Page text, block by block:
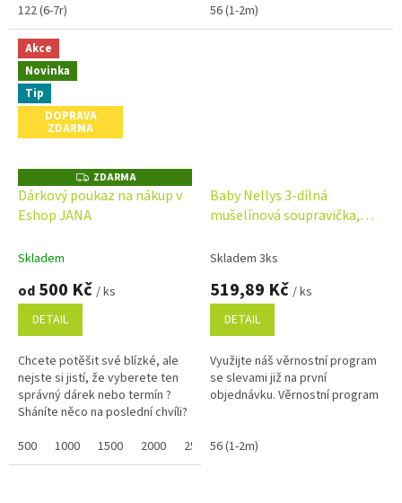
122 (6-7r)
56 (1-2m)
Akce
Novinka
Tip
DOPRAVA
ZDARMA
Z
D
A
R
ZDARMA
Dárkový poukaz na nákup v
Eshop JANA
Skladem
od 500 Kč / ks
DETAIL
Chcete potěšit své blízké, ale
nejste si jistí, že vyberete ten
správný dárek nebo termín ?
Sháníte něco na poslední chvíli?
online a po...
500 1000 1500 2000 2500 3000
Baby Nellys 3-dílná
mušelínová soupravička,
GIRL, lila
Skladem 3ks
519,89 Kč / ks
DETAIL
Využijte náš věrnostní program
se slevami již na první
objednávku. Věrnostní program
56 (1-2m)